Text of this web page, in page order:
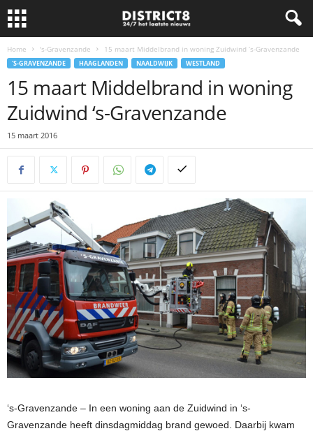
Home 's-Gravenzande 15 maart Middelbrand in woning Zuidwind ‘s-Gravenzande
'S-GRAVENZANDE HAAGLANDEN NAALDWIJK WESTLAND
15 maart Middelbrand in woning
Zuidwind ‘s-Gravenzande
15 maart 2016
‘s-Gravenzande – In een woning aan de Zuidwind in ‘s-
Gravenzande heeft dinsdagmiddag brand gewoed. Daarbij kwam